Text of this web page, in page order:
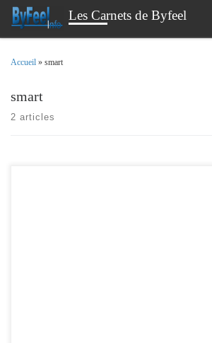
Passer au contenuLes Carnets de Byfeel
Accueil » smart
smart
2 articles